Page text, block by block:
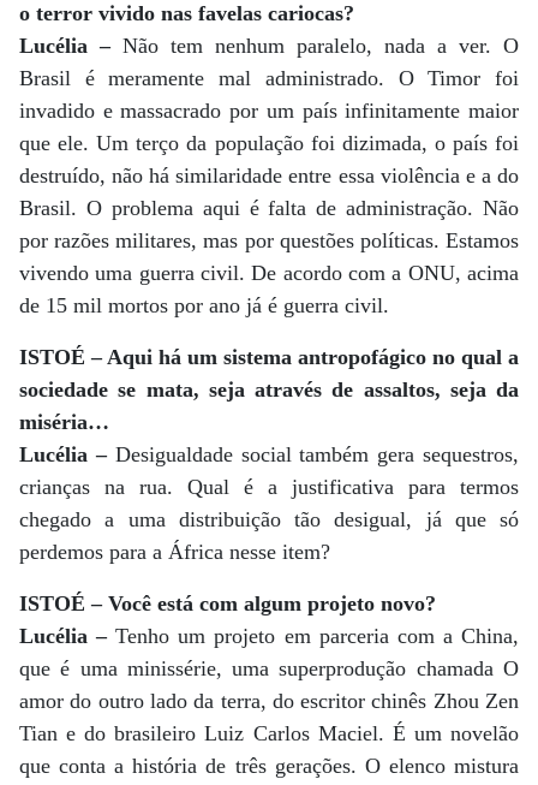
o terror vivido nas favelas cariocas?
Lucélia –Não tem nenhum paralelo, nada a ver. O
Brasil é meramente mal administrado. O Timor foi
invadido e massacrado por um país infinitamente maior
que ele. Um terço da população foi dizimada, o país foi
destruído, não há similaridade entre essa violência e a do
Brasil. O problema aqui é falta de administração. Não
por razões militares, mas por questões políticas. Estamos
vivendo uma guerra civil. De acordo com a ONU, acima
de 15 mil mortos por ano já é guerra civil.
ISTOÉ – Aqui há um sistema antropofágico no qual a
sociedade se mata, seja através de assaltos, seja da
miséria…
Lucélia –Desigualdade social também gera sequestros,
crianças na rua. Qual é a justificativa para termos
chegado a uma distribuição tão desigual, já que só
perdemos para a África nesse item?
ISTOÉ – Você está com algum projeto novo?
Lucélia –Tenho um projeto em parceria com a China,
que é uma minissérie, uma superprodução chamada O
amor do outro lado da terra, do escritor chinês Zhou Zen
Tian e do brasileiro Luiz Carlos Maciel. É um novelão
que conta a história de três gerações. O elenco mistura